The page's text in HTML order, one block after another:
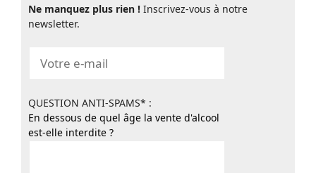
Ne manquez plus rien ! Inscrivez-vous à notre
newsletter.
QUESTION ANTI-SPAMS* :
En dessous de quel âge la vente d'alcool
est-elle interdite ?